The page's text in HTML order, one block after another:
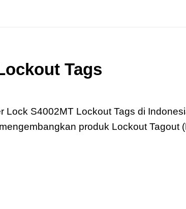
Tags
Lock S4002MT Lockout Tags di
produk Lockout Tagout